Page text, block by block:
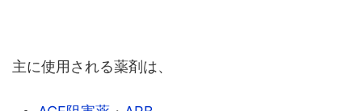
主に使用される薬剤は、